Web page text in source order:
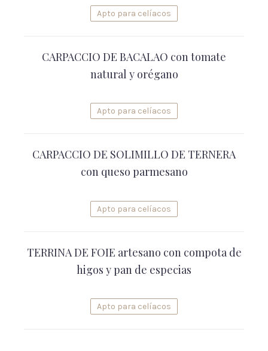
Apto para celíacos
CARPACCIO DE BACALAO con tomate
natural y orégano
Apto para celíacos
CARPACCIO DE SOLIMILLO DE TERNERA
con queso parmesano
Apto para celíacos
TERRINA DE FOIE artesano con compota de
higos y pan de especias
Apto para celíacos